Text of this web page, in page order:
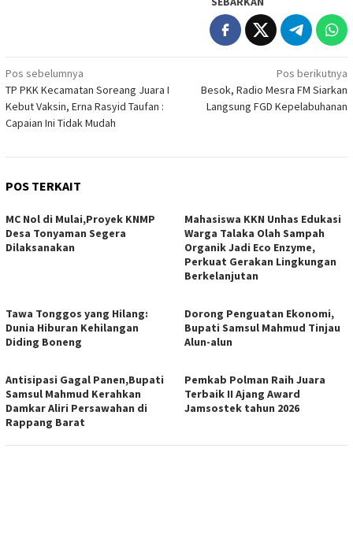
Navigasi
pos
Pos sebelumnya
TP PKK Kecamatan Soreang Juara I
Kebut Vaksin, Erna Rasyid Taufan :
Capaian Ini Tidak Mudah
Pos berikutnya
Besok, Radio Mesra FM Siarkan
Langsung FGD Kepelabuhanan
POS TERKAIT
MC Nol di Mulai,Proyek KNMP
Desa Tonyaman Segera
Dilaksanakan
Mahasiswa KKN Unhas Edukasi
Warga Talaka Olah Sampah
Organik Jadi Eco Enzyme,
Perkuat Gerakan Lingkungan
Berkelanjutan
Tawa Tonggos yang Hilang:
Dunia Hiburan Kehilangan
Diding Boneng
Dorong Penguatan Ekonomi,
Bupati Samsul Mahmud Tinjau
Alun-alun
Antisipasi Gagal Panen,Bupati
Samsul Mahmud Kerahkan
Damkar Aliri Persawahan di
Rappang Barat
Pemkab Polman Raih Juara
Terbaik II Ajang Award
Jamsostek tahun 2026